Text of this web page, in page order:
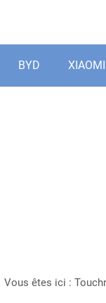
BYD XIAOMI
Vous êtes ici :